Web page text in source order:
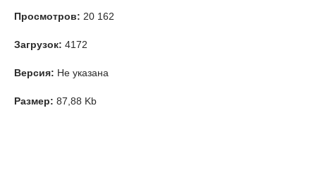
Просмотров: 20 162
Загрузок: 4172
Версия: Не указана
Размер: 87,88 Kb